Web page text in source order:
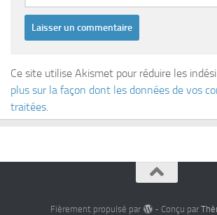
Ce site utilise Akismet pour réduire les
plus sur la façon dont les données de vos
traitées.
Fièrement propulsé par - Conçu par